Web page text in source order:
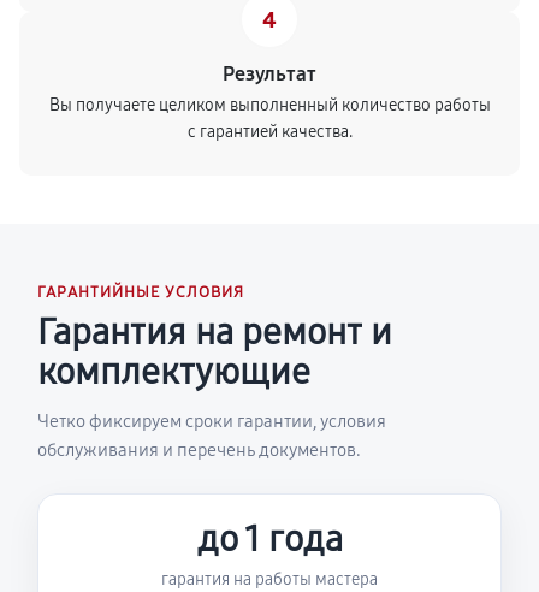
4
Результат
Вы получаете целиком выполненный количество работы
с гарантией качества.
ГАРАНТИЙНЫЕ УСЛОВИЯ
Гарантия на ремонт и
комплектующие
Четко фиксируем сроки гарантии, условия
обслуживания и перечень документов.
до 1 года
гарантия на работы мастера